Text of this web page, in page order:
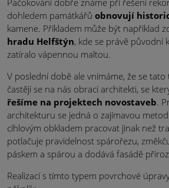
Pačokování dobře známe při řešení
dohledem památkářů obnovují
kamene. Příkladem může být například
hradu Helfštýn, kde se právě původní
zatíralo vápennou maltou.
V poslední době ale vnímáme, že se tato
častěji se na nás obrací architekti, se
řešíme na projektech novostaveb.
architekturu se jedná o zajímavou
cihlovým obkladem pracovat jinak než
potlačuje pravidelnost spárořezu,
páskem a spárou a dodává fasádě
Realizací s tímto typem povrchové